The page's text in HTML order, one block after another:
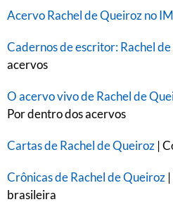
Acervo Rachel de Queiroz no
Cadernos de escritor: Rachel
acervos
O acervo vivo de Rachel de
Por dentro dos acervos
Cartas de Rachel de Queiroz |
Crônicas de Rachel de Queiroz
brasileira